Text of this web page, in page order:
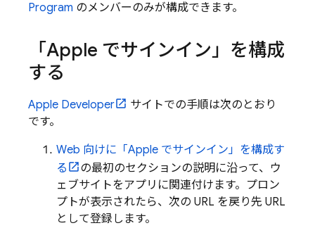
Program のメンバーのみが構成できます。
「Apple でサインイン」を構成
する
Apple Developer
サイトでの手順は次のとおり
です。
Web 向けに「Apple でサインイン」を構成す
る
の最初のセクションの説明に沿って、ウ
ェブサイトをアプリに関連付けます。プロン
プトが表示されたら、次の URL を戻り先 URL
として登録します。